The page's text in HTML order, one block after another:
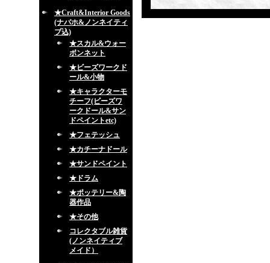
★Craft&Interior Goods
(ナバホ&ノンネイティ
ブ込)
★スカル&ウォー
ボンネット
★ビーズワークド
ール&小物
★キャラクターモ
チーフ(ビーズワ
ークドール&サン
ドペイントetc)
★フェテッシュ
★カチーナドール
★サンドペイント
★ドラム
★ポッテリー&陶
器作品
★その他
コレクタブル雑貨
(ノンネイティブ
メイド）